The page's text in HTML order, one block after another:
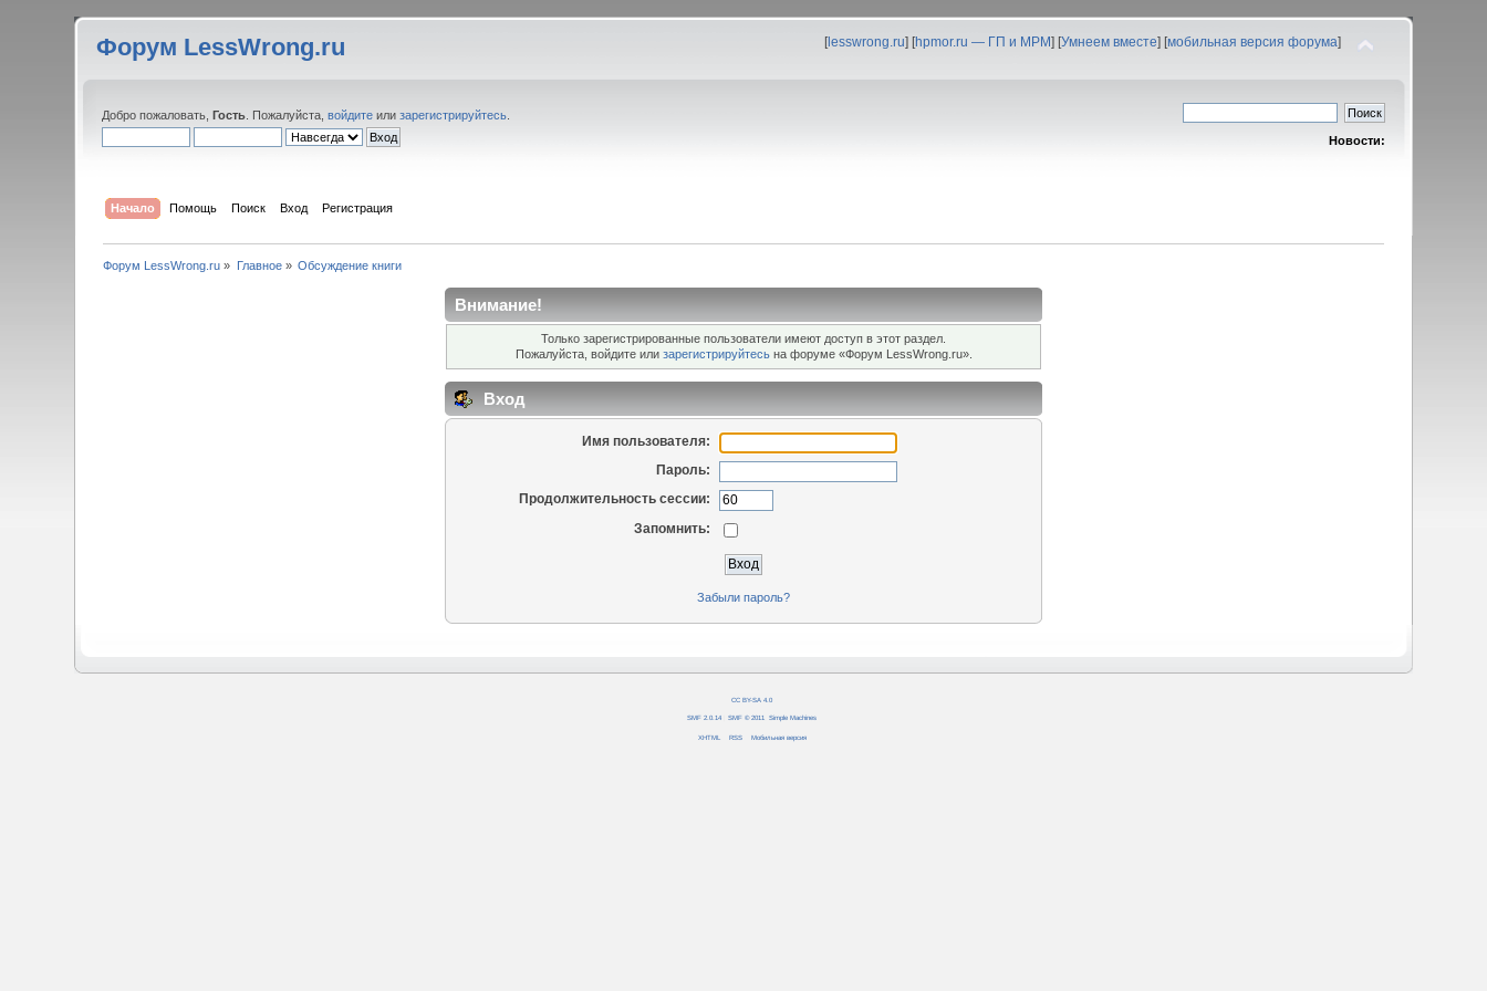
Форум LessWrong.ru [lesswrong.ru] [hpmor.ru — ГП и МРМ] [Умнеем вместе] [мобильная версия форума]
Добро пожаловать,Гость . Пожалуйста,войдите илизарегистрируйтесь
Новости:
Начало Помощь Поиск Вход Регистрация
Форум LessWrong.ru » Главное» Обсуждение книги
Внимание!
Только зарегистрированные пользователи имеют доступ в этот раздел.
Пожалуйста, войдите или зарегистрируйтесьна форуме «Форум LessWrong.ru».
Вход
Имя пользователя:
Пароль:
Продолжительность сессии:
Запомнить:
Забыли пароль?
CC BY-SA 4.0
SMF 2.0.14 SMF © 2011 Simple Machines
XHTML RSS Мобильная версия